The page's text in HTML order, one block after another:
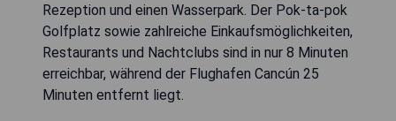
Rezeption und einen Wasserpark. Der Pok-ta-pok
Golfplatz sowie zahlreiche Einkaufsmöglichkeiten,
Restaurants und Nachtclubs sind in nur 8 Minuten
erreichbar, während der Flughafen Cancún 25
Minuten entfernt liegt.